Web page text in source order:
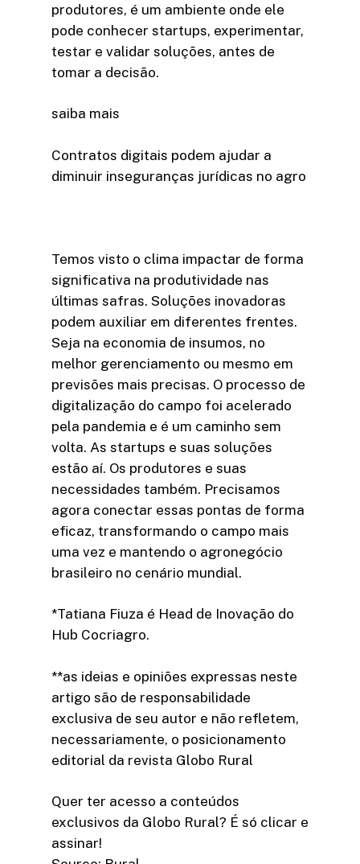
produtores, é um ambiente onde ele
pode conhecer startups, experimentar,
testar e validar soluções, antes de
tomar a decisão.
saiba mais
Contratos digitais podem ajudar a
diminuir inseguranças jurídicas no agro
Temos visto o clima impactar de forma
significativa na produtividade nas
últimas safras. Soluções inovadoras
podem auxiliar em diferentes frentes.
Seja na economia de insumos, no
melhor gerenciamento ou mesmo em
previsões mais precisas. O processo de
digitalização do campo foi acelerado
pela pandemia e é um caminho sem
volta. As startups e suas soluções
estão aí. Os produtores e suas
necessidades também. Precisamos
agora conectar essas pontas de forma
eficaz, transformando o campo mais
uma vez e mantendo o agronegócio
brasileiro no cenário mundial.
*Tatiana Fiuza é Head de Inovação do
Hub Cocriagro.
**as ideias e opiniões expressas neste
artigo são de responsabilidade
exclusiva de seu autor e não refletem,
necessariamente, o posicionamento
editorial da revista Globo Rural
Quer ter acesso a conteúdos
exclusivos da Globo Rural? É só clicar e
assinar!​